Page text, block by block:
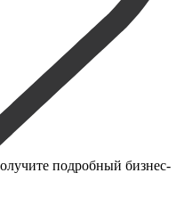
подробный бизнес-